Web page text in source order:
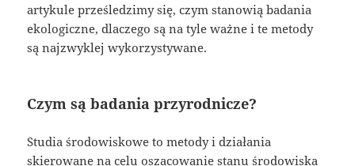
artykule prześledzimy się, czym stanowią badania
ekologiczne, dlaczego są na tyle ważne i te metody
są najzwyklej wykorzystywane.
Czym są badania przyrodnicze?
Studia środowiskowe to metody i działania
skierowane na celu oszacowanie stanu środowiska